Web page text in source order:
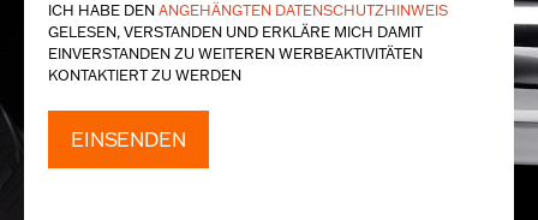
ICH HABE DEN ANGEHÄNGTEN DATENSCHUTZHINWEIS
GELESEN, VERSTANDEN UND ERKLÄRE MICH DAMIT
EINVERSTANDEN ZU WEITEREN WERBEAKTIVITÄTEN
KONTAKTIERT ZU WERDEN
EINSENDEN